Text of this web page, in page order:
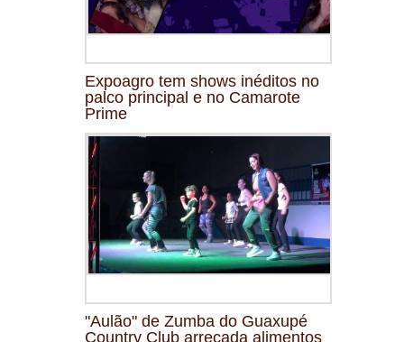
Expoagro tem shows inéditos no
palco principal e no Camarote
Prime
"Aulão" de Zumba do Guaxupé
Country Club arrecada alimentos